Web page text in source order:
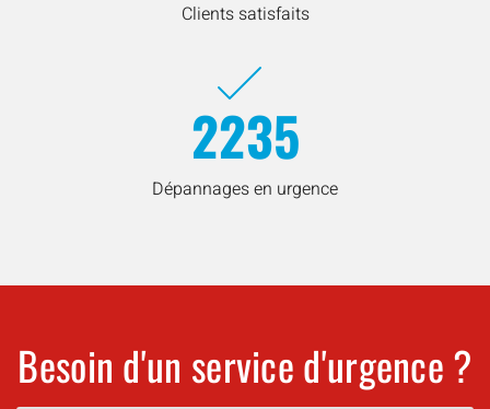
Clients satisfaits
2235
Dépannages en urgence
Besoin d'un service d'urgence ?